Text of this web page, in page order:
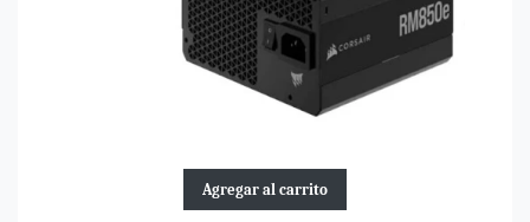
Agregar al carrito